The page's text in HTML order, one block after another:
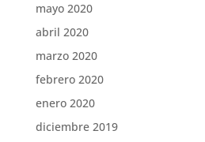
mayo 2020
abril 2020
marzo 2020
febrero 2020
enero 2020
diciembre 2019